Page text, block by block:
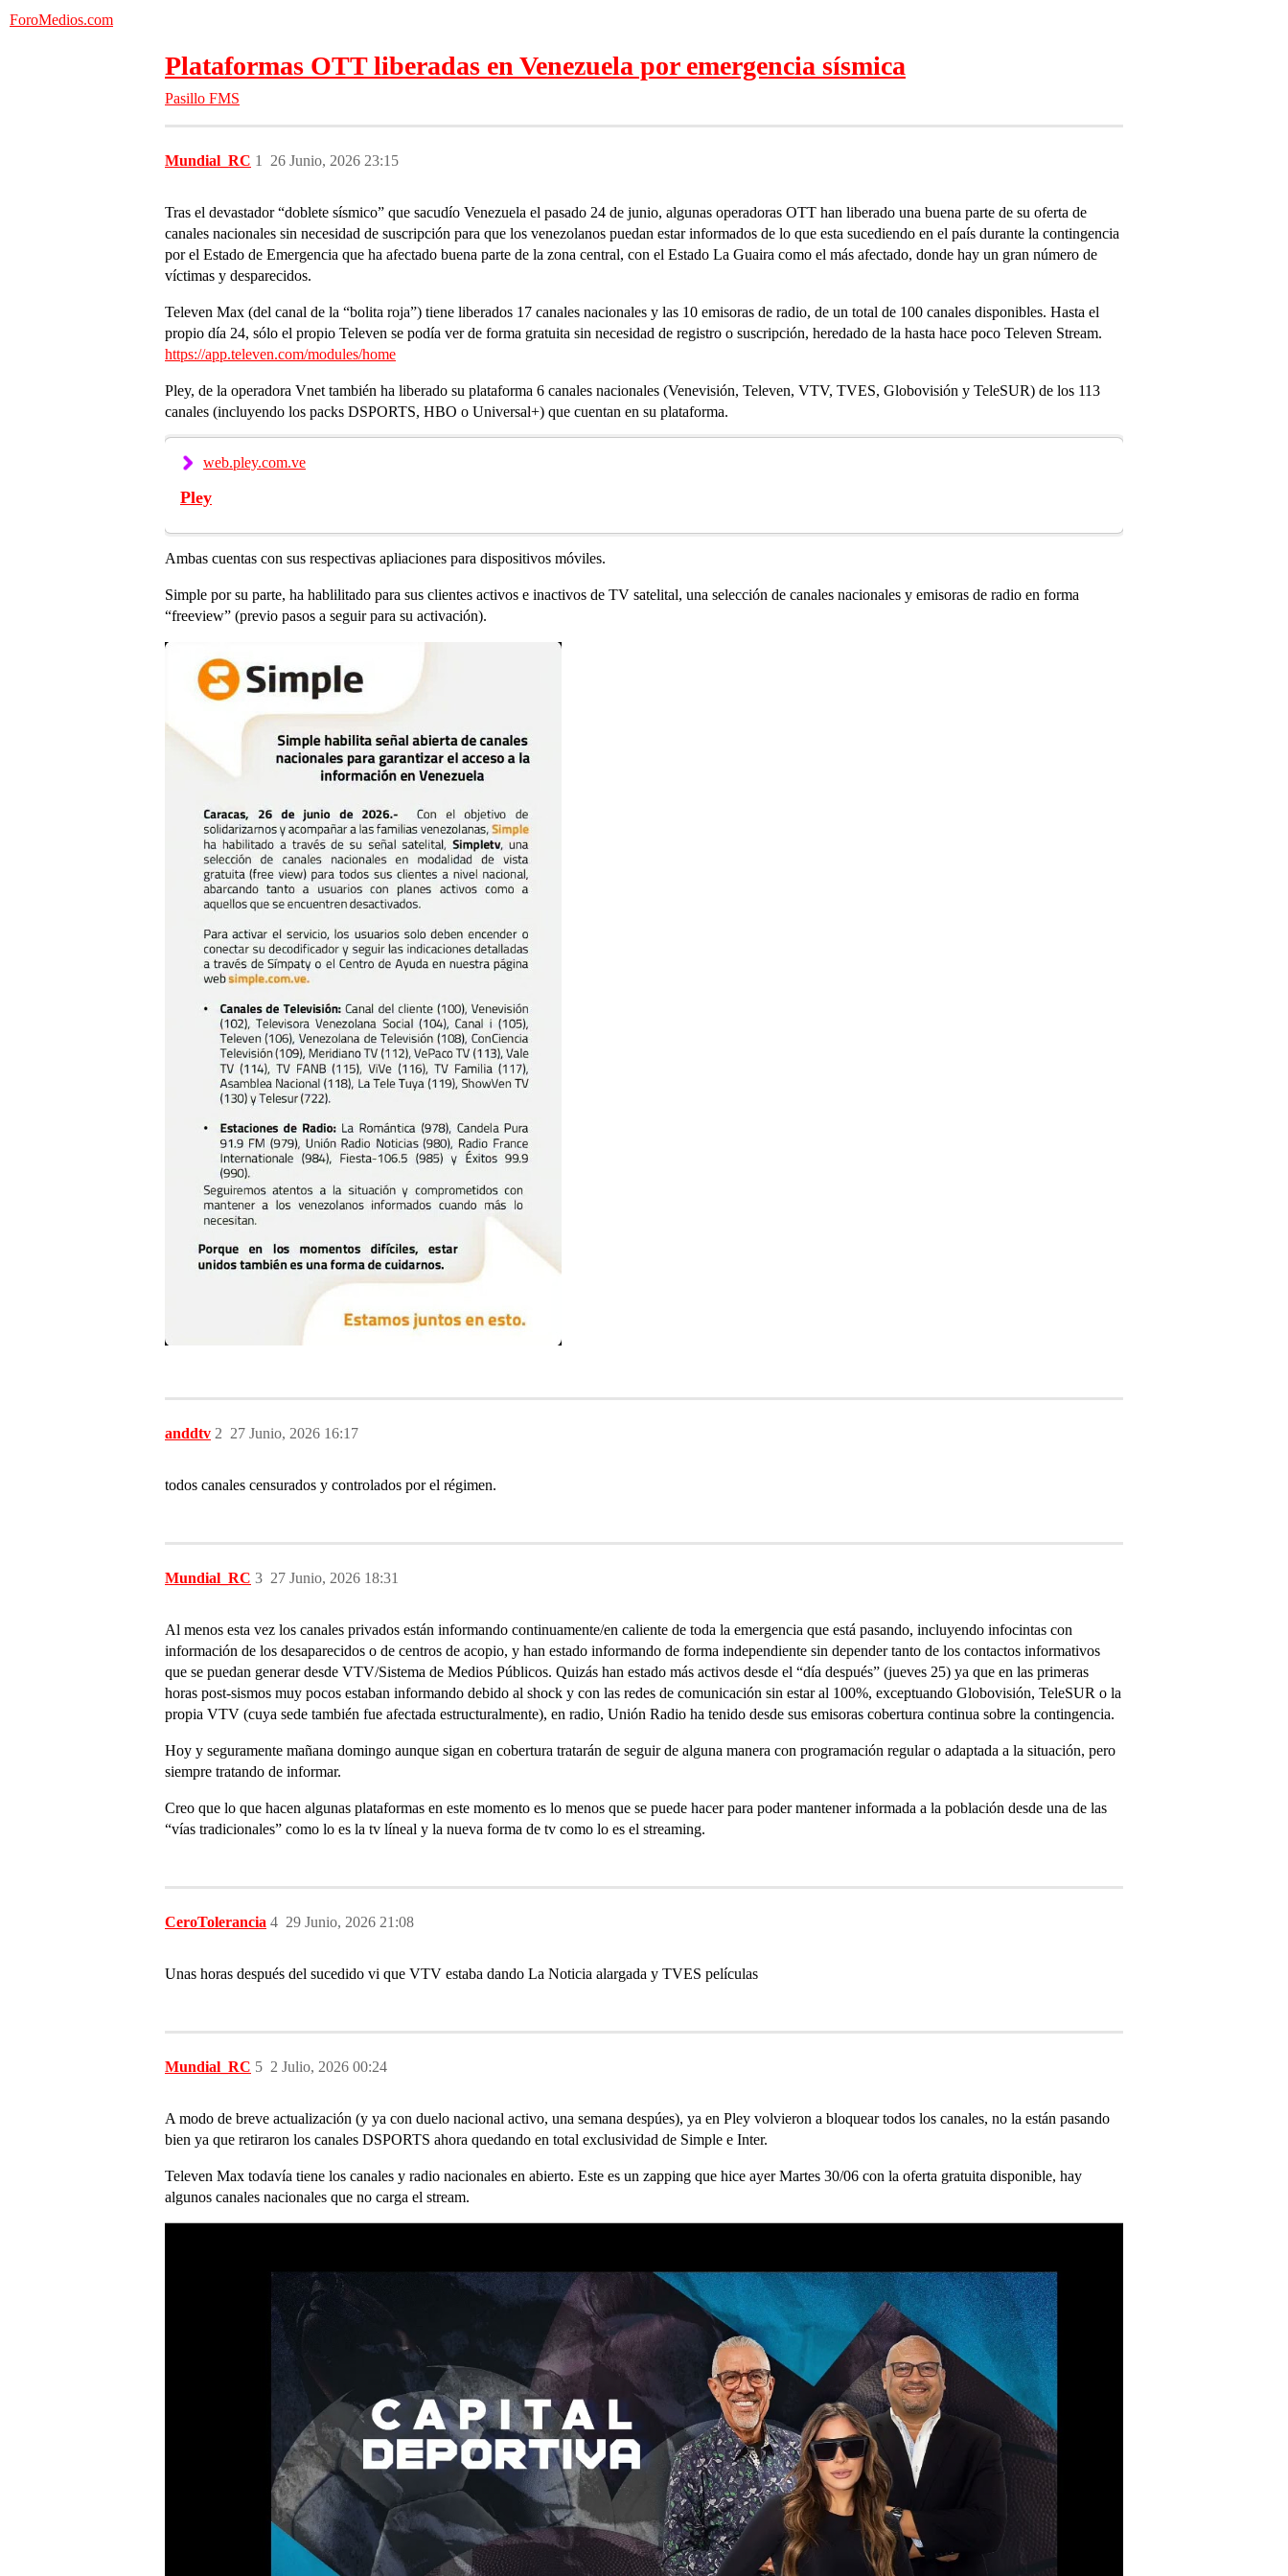
ForoMedios.com
Plataformas OTT liberadas en Venezuela por emergencia sísmica
Pasillo FMS
Mundial_RC 26 Junio, 2026 23:15
1
Tras el devastador “doblete sísmico” que sacudío Venezuela el pasado 24 de junio, algunas operadoras OTT han liberado una buena parte de su oferta de
canales nacionales sin necesidad de suscripción para que los venezolanos puedan estar informados de lo que esta sucediendo en el país durante la contingencia
por el Estado de Emergencia que ha afectado buena parte de la zona central, con el Estado La Guaira como el más afectado, donde hay un gran número de
víctimas y desparecidos.
Televen Max (del canal de la “bolita roja”) tiene liberados 17 canales nacionales y las 10 emisoras de radio, de un total de 100 canales disponibles. Hasta el
propio día 24, sólo el propio Televen se podía ver de forma gratuita sin necesidad de registro o suscripción, heredado de la hasta hace poco Televen Stream.
https://app.televen.com/modules/home
Pley, de la operadora Vnet también ha liberado su plataforma 6 canales nacionales (Venevisión, Televen, VTV, TVES, Globovisión y TeleSUR) de los 113
canales (incluyendo los packs DSPORTS, HBO o Universal+) que cuentan en su plataforma.
web.pley.com.ve
Pley
Ambas cuentas con sus respectivas apliaciones para dispositivos móviles.
Simple por su parte, ha hablilitado para sus clientes activos e inactivos de TV satelital, una selección de canales nacionales y emisoras de radio en forma
“freeview” (previo pasos a seguir para su activación).
anddtv 27 Junio, 2026 16:17
2
todos canales censurados y controlados por el régimen.
Mundial_RC 27 Junio, 2026 18:31
3
Al menos esta vez los canales privados están informando continuamente/en caliente de toda la emergencia que está pasando, incluyendo infocintas con
información de los desaparecidos o de centros de acopio, y han estado informando de forma independiente sin depender tanto de los contactos informativos
que se puedan generar desde VTV/Sistema de Medios Públicos. Quizás han estado más activos desde el “día después” (jueves 25) ya que en las primeras
horas post-sismos muy pocos estaban informando debido al shock y con las redes de comunicación sin estar al 100%, exceptuando Globovisión, TeleSUR o la
propia VTV (cuya sede también fue afectada estructuralmente), en radio, Unión Radio ha tenido desde sus emisoras cobertura continua sobre la contingencia.
Hoy y seguramente mañana domingo aunque sigan en cobertura tratarán de seguir de alguna manera con programación regular o adaptada a la situación, pero
siempre tratando de informar.
Creo que lo que hacen algunas plataformas en este momento es lo menos que se puede hacer para poder mantener informada a la población desde una de las
“vías tradicionales” como lo es la tv líneal y la nueva forma de tv como lo es el streaming.
CeroTolerancia 29 Junio, 2026 21:08
4
Unas horas después del sucedido vi que VTV estaba dando La Noticia alargada y TVES películas
Mundial_RC 2 Julio, 2026 00:24
5
A modo de breve actualización (y ya con duelo nacional activo, una semana despúes), ya en Pley volvieron a bloquear todos los canales, no la están pasando
bien ya que retiraron los canales DSPORTS ahora quedando en total exclusividad de Simple e Inter.
Televen Max todavía tiene los canales y radio nacionales en abierto. Este es un zapping que hice ayer Martes 30/06 con la oferta gratuita disponible, hay
algunos canales nacionales que no carga el stream.